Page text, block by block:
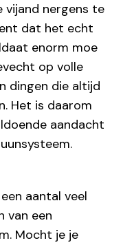
vijand nergens te
dat het echt
enorm moe
op volle
dingen die altijd
Het is daarom
aandacht
aantal veel
van een
Mocht je je